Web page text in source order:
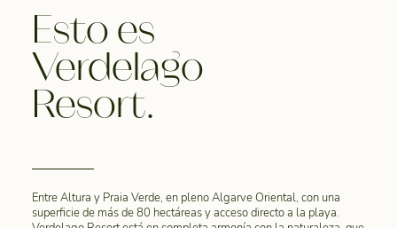
Esto es
Verdelago
Resort.
Entre Altura y Praia Verde, en pleno Algarve Oriental, con una
superficie de más de 80 hectáreas y acceso directo a la playa.